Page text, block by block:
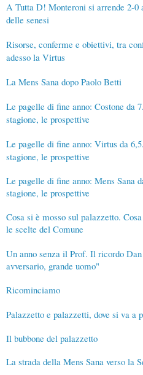
A Tutta D! Monteroni si arrende 2-0
delle senesi
Risorse, conferme e obiettivi, tra
adesso la Virtus
La Mens Sana dopo Paolo Betti
Le pagelle di fine anno: Costone da
stagione, le prospettive
Le pagelle di fine anno: Virtus da
stagione, le prospettive
Le pagelle di fine anno: Mens Sana
stagione, le prospettive
Cosa si è mosso sul palazzetto.
le scelte del Comune
Un anno senza il Prof. Il ricordo
avversario, grande uomo"
Ricominciamo
Palazzetto e palazzetti, dove si va a
Il bubbone del palazzetto
La strada della Mens Sana verso la